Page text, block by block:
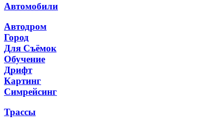
Автомобили
Автодром
Город
Для Съёмок
Обучение
Дрифт
Картинг
Симрейсинг
Трассы